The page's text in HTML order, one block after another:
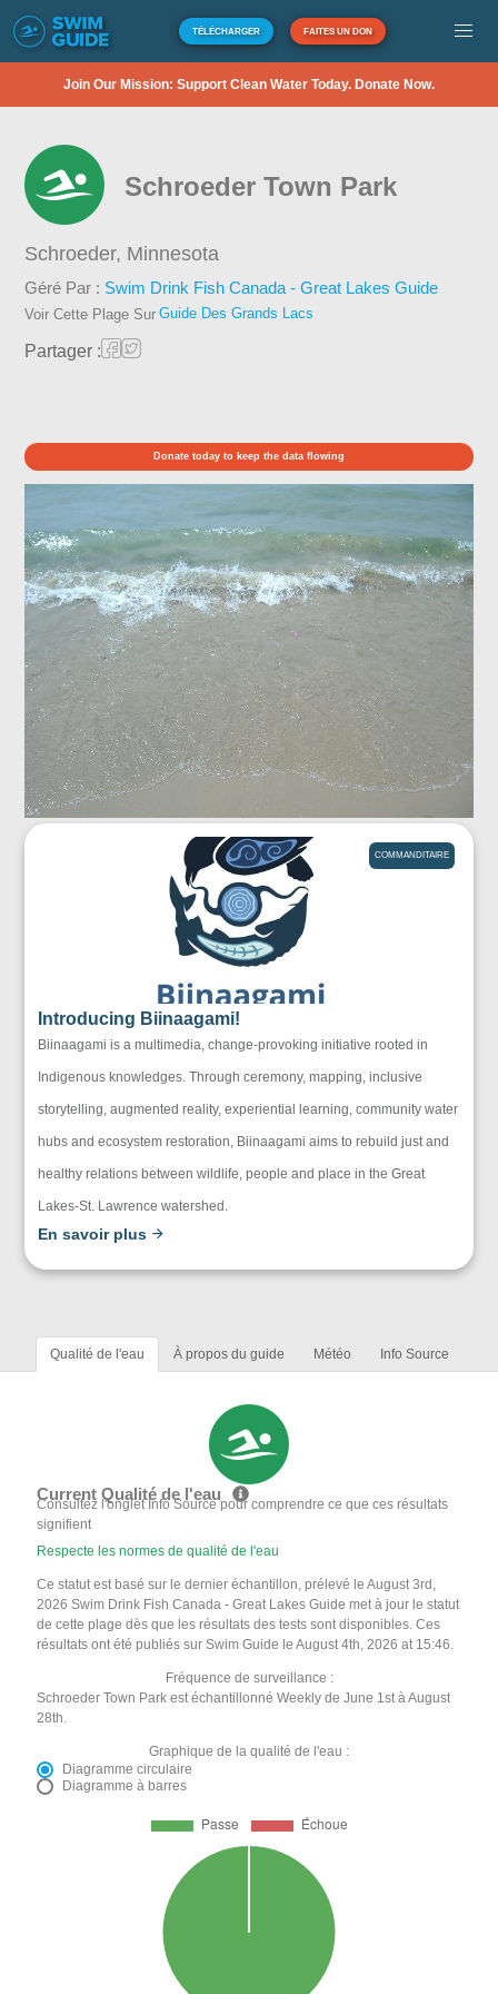
TÉLÉCHARGER FAITES UN DON
Join Our Mission: Support Clean Water Today. Donate Now.
Schroeder Town Park
Schroeder, Minnesota
Géré Par : Swim Drink Fish Canada - Great Lakes Guide
Voir Cette Plage Sur Guide Des Grands Lacs
Partager :
Donate today to keep the data flowing
COMMANDITAIRE
Introducing Biinaagami!
Biinaagami is a multimedia, change-provoking initiative rooted in
Indigenous knowledges. Through ceremony, mapping, inclusive
storytelling, augmented reality, experiential learning, community water
hubs and ecosystem restoration, Biinaagami aims to rebuild just and
healthy relations between wildlife, people and place in the Great
Lakes-St. Lawrence watershed.
En savoir plus
Qualité de l'eau À propos du guide Météo Info Source
Current Qualité de l'eau
Consultez l'onglet Info Source pour comprendre ce que ces résultats
signifient
Respecte les normes de qualité de l'eau
Ce statut est basé sur le dernier échantillon, prélevé le August 3rd,
2026 Swim Drink Fish Canada - Great Lakes Guide met à jour le statut
de cette plage dès que les résultats des tests sont disponibles. Ces
résultats ont été publiés sur Swim Guide le August 4th, 2026 at 15:46.
Fréquence de surveillance :
Schroeder Town Park est échantillonné Weekly de June 1st à August
28th.
Graphique de la qualité de l'eau :
Diagramme circulaire
Diagramme à barres